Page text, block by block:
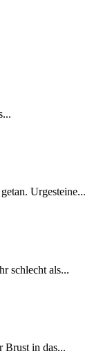
Urgesteine...
schlecht als...
Brust in das...